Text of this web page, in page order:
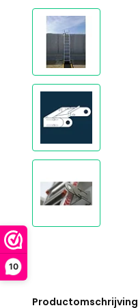
10
Productomschrijving